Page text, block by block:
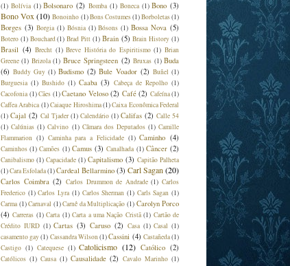
(1) Bolívia (1) Bolsonaro (2) Bomba (1) Boneca (1) Bono (3)
Bono Vox (10) Bonoinho (1)Bons Costumes(1)Borboletas(1)
Borges (3) Borgia (1) Bósnia (1) Bósons (1) Bossa Nova (5)
Botero (1) Bouchard (1) Brad Pitt (1) Brain (5) Brain History (1)
Brasil (4) Brecht (1) Breve História do Espiritismo (1) Brian
Greene (1) Brizola (1) Bruce Springsteen (2) Bruxas (1) Buda
(6) Buddy Guy (1) Budismo (2) Bule Voador (2) Buñel (1)
Burguesia (1) Bushido (1) Caaba (3) Cabeça de Repolho (1)
Cacofonia (1)Cães (1)Caetano Veloso (2) Café (2) Cafeína(1)
Caffea Arabica (1)Caiaque Hiroshima(1)Caixa Econômica Federal
(1) Cajal (2) Cal Tjader (1) Calendário (1) Califas (2) Calle 54
(1) Calúnias (1) Calvino (1) Câmara dos Deputados (1) Camille
Flammarion (1) Caminha para a Felicidade (1) Caminho (4)
Caminhos (1) Camões (1) Camus (3) Canalhada (1) Câncer (2)
Canibalismo (1) Capacidade (1) Capitalismo (3) Capitão Palheta
(1)Cara Esfolada(1)Cardeal Bellarmino (3) Carl Sagan (20)
Carlos Coimbra (2) Carlos Drummon de Andrade (1) Carlos
Frederico (1) Carlos Lyra (1) Carlos Sherman (1) Carls Sagan (1)
Carma (1)Carnaval (1)Carnê da Multiplicação (1) Carolyn Porco
(4) Carreras (1) Carta (1) Carta a uma Nação Cristã (1) Cartão de
Crédito IURD (1) Cartas (3) Caruso (2) Casa (1) Casal (1)
casamento gay(1) Cassandra Wilson(1)Cassini (4) Castañeda(1)
Castigo (1) Catequese (1) Catolicismo (12) Católico (2)
Católicos (1) Causa (1) Causalidade (2) Cavalo Marinho (1)